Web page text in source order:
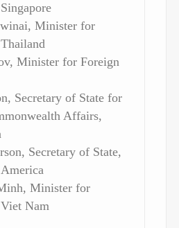
Minister for
Minister for Foreign
Secretary of State for
Affairs,
Secretary of State,
Minister for
Nam